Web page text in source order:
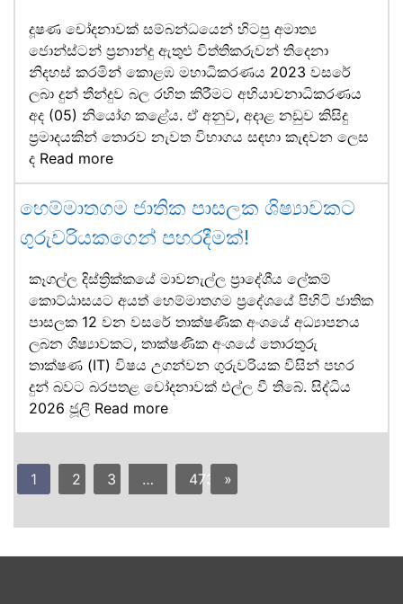
දූෂණ චෝදනාවක් සම්බන්ධයෙන් හිටපු අමාත්‍ය
ජොන්ස්ටන් ප්‍රනාන්දු ඇතුළු විත්තිකරුවන් තිදෙනා
නිදහස් කරමින් කොළඹ මහාධිකරණය 2023 වසරේ
ලබා දුන් තීන්දුව බල රහිත කිරීමට අභියාචනාධිකරණය
අද (05) නියෝග කළේය. ඒ අනුව, අදාළ නඩුව කිසිදු
ප්‍රමාදයකින් තොරව නැවත විභාගය සඳහා කැඳවන ලෙස
ද Read more
හෙම්මාතගම ජාතික පාසලක ශිෂ්‍යාවකට
ගුරුවරියකගෙන් පහරදීමක්!
කෑගල්ල දිස්ත්‍රික්කයේ මාවනැල්ල ප්‍රාදේශීය ලේකම්
කොට්ඨාසයට අයත් හෙම්මාතගම ප්‍රදේශයේ පිහිටි ජාතික
පාසලක 12 වන වසරේ තාක්ෂණික අංශයේ අධ්‍යාපනය
ලබන ශිෂ්‍යාවකට, තාක්ෂණික අංශයේ තොරතුරු
තාක්ෂණ (IT) විෂය උගන්වන ගුරුවරියක විසින් පහර
දුන් බවට බරපතළ චෝදනාවක් එල්ල වී තිබේ. සිද්ධිය
2026 ජූලි Read more
1 2 3 … 473 »